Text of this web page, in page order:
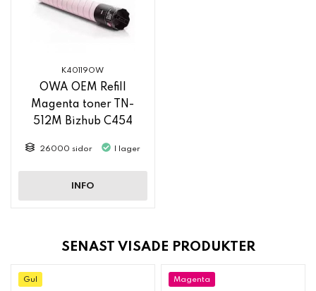
K40119OW
OWA OEM Refill
Magenta toner TN-
512M Bizhub C454
26000 sidor I lager
INFO
SENAST VISADE PRODUKTER
Gul Magenta